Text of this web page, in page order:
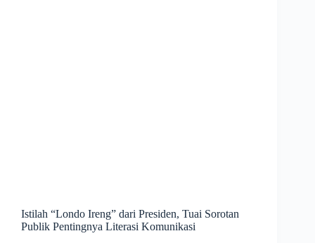
Istilah “Londo Ireng” dari Presiden, Tuai Sorotan
Publik Pentingnya Literasi Komunikasi